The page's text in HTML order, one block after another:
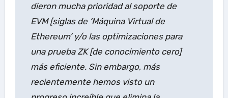
dieron mucha prioridad al soporte de
EVM [siglas de ‘Máquina Virtual de
Ethereum’ y/o las optimizaciones para
una prueba ZK [de conocimiento cero]
más eficiente. Sin embargo, más
recientemente hemos visto un